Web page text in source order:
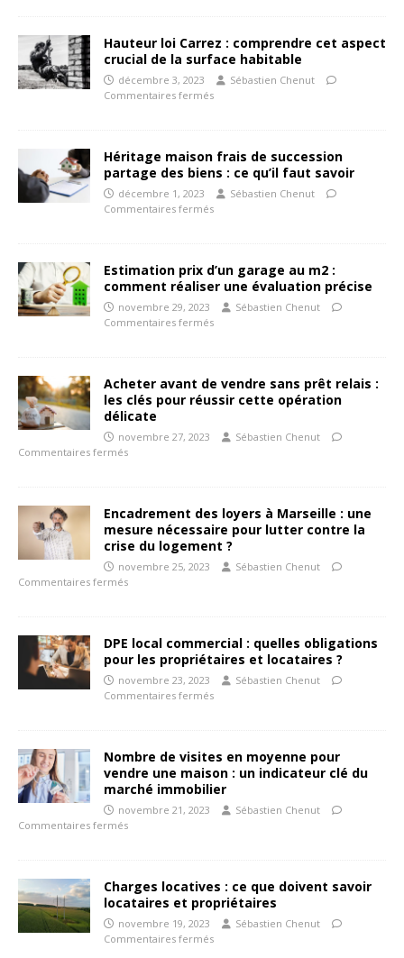
Hauteur loi Carrez : comprendre cet aspect
crucial de la surface habitable
décembre 3, 2023
Sébastien Chenut
Commentaires fermés
Héritage maison frais de succession
partage des biens : ce qu’il faut savoir
décembre 1, 2023
Sébastien Chenut
Commentaires fermés
Estimation prix d’un garage au m2 :
comment réaliser une évaluation précise
novembre 29, 2023
Sébastien Chenut
Commentaires fermés
Acheter avant de vendre sans prêt relais :
les clés pour réussir cette opération
délicate
novembre 27, 2023
Sébastien Chenut
Commentaires fermés
Encadrement des loyers à Marseille : une
mesure nécessaire pour lutter contre la
crise du logement ?
novembre 25, 2023
Sébastien Chenut
Commentaires fermés
DPE local commercial : quelles obligations
pour les propriétaires et locataires ?
novembre 23, 2023
Sébastien Chenut
Commentaires fermés
Nombre de visites en moyenne pour
vendre une maison : un indicateur clé du
marché immobilier
novembre 21, 2023
Sébastien Chenut
Commentaires fermés
Charges locatives : ce que doivent savoir
locataires et propriétaires
novembre 19, 2023
Sébastien Chenut
Commentaires fermés